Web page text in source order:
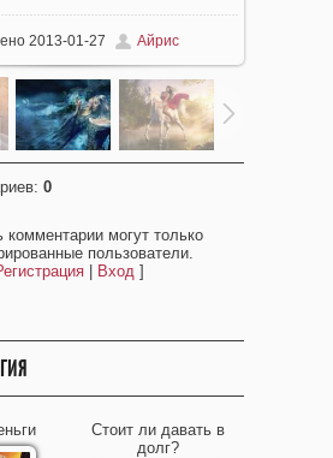
2013-01-27 Айрис
: 0
комментарии могут только
пользователи.
| Вход ]
Стоит ли давать в
долг?